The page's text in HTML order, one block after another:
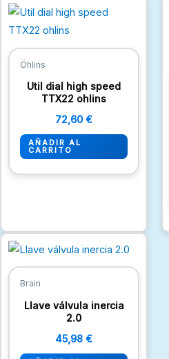
Öhlins
Util dial high speed
TTX22 ohlins
72,60 €
AÑADIR AL
CARRITO
Brain
Llave válvula inercia
2.0
45,98 €